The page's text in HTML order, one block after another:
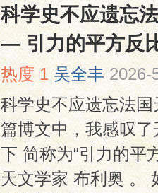
科学史不应遗忘
— 引力的平方反
热度 1 吴全丰 2026-
科学史不应遗忘法
篇博文中，我感叹了
下 简称为“引力的平
天文学家 布利奥 。